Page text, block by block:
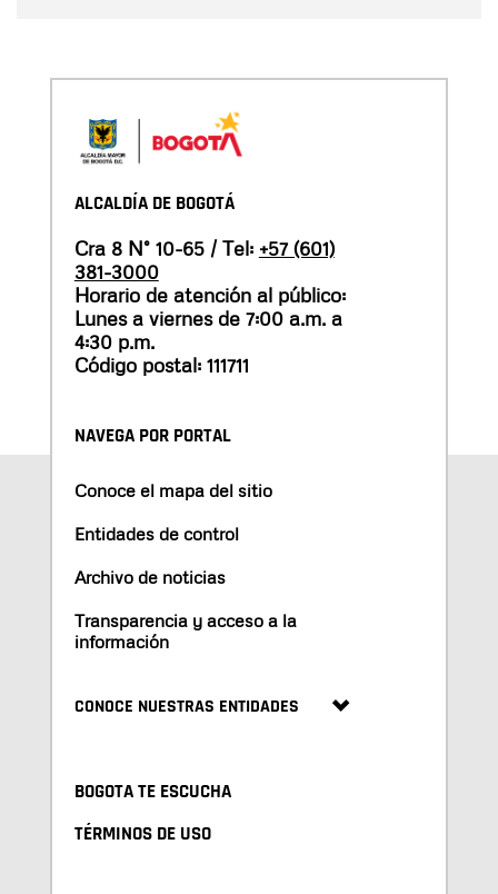
ALCALDÍA DE BOGOTÁ
Cra 8 N° 10-65 / Tel: +57 (601)
381-3000
Horario de atención al público:
Lunes a viernes de 7:00 a.m. a
4:30 p.m.
Código postal: 111711
NAVEGA POR PORTAL
Conoce el mapa del sitio
Entidades de control
Archivo de noticias
Transparencia y acceso a la
información
CONOCE NUESTRAS ENTIDADES
BOGOTA TE ESCUCHA
TÉRMINOS DE USO